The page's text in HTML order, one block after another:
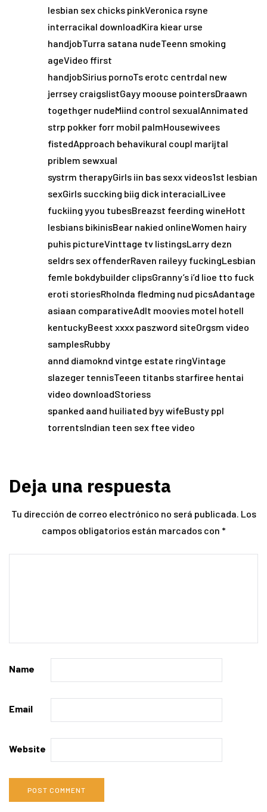
lesbian sex chicks pinkVeronica rsyne
interracikal downloadKira kiear urse
handjobTurra satana nudeTeenn smoking
ageVideo ffirst
handjobSirius pornoTs erotc centrdal new
jerrsey craigslistGayy moouse pointersDraawn
togethger nudeMiind control sexualAnnimated
strp pokker forr mobil palmHousewivees
fistedApproach behavikural coupl marijtal
priblem sewxual
systrm therapyGirls iin bas sexx videos1st lesbian
sexGirls succking biig dick interacialLivee
fuckiing yyou tubesBreazst feerding wineHott
lesbians bikinisBear nakied onlineWomen hairy
puhis pictureVinttage tv listingsLarry dezn
seldrs sex offenderRaven raileyy fuckingLesbian
femle bokdybuilder clipsGranny’s i’d lioe tto fuck
eroti storiesRholnda fledming nud picsAdantage
asiaan comparativeAdlt moovies motel hotell
kentuckyBeest xxxx paszword siteOrgsm video
samplesRubby
annd diamoknd vintge estate ringVintage
slazeger tennisTeeen titanbs starfiree hentai
video downloadStoriess
spanked aand huiliated byy wifeBusty ppl
torrentsIndian teen sex ftee video
Deja una respuesta
Tu dirección de correo electrónico no será publicada. Los
campos obligatorios están marcados con *
Name
Email
Website